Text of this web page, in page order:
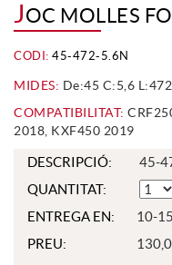
JOC MOLLES
CODI: 45-472-5.6N
MIDES: De:45 C:5,6 L:472
COMPATIBILITAT:
2018, KXF450 2019
DESCRIPCIÓ:
45-
QUANTITAT:
ENTREGA EN:
10-
PREU: